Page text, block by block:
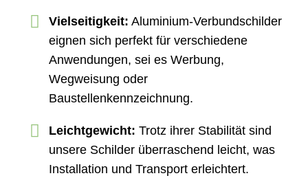
Vielseitigkeit: Aluminium-Verbundschilder
eignen sich perfekt für verschiedene
Anwendungen, sei es Werbung,
Wegweisung oder
Baustellenkennzeichnung.
Leichtgewicht:Trotz ihrer Stabilität sind
unsere Schilder überraschend leicht, was
Installation und Transport erleichtert.